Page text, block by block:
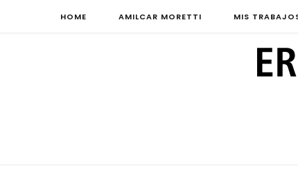
HOME AMILCAR MORETTI MIS